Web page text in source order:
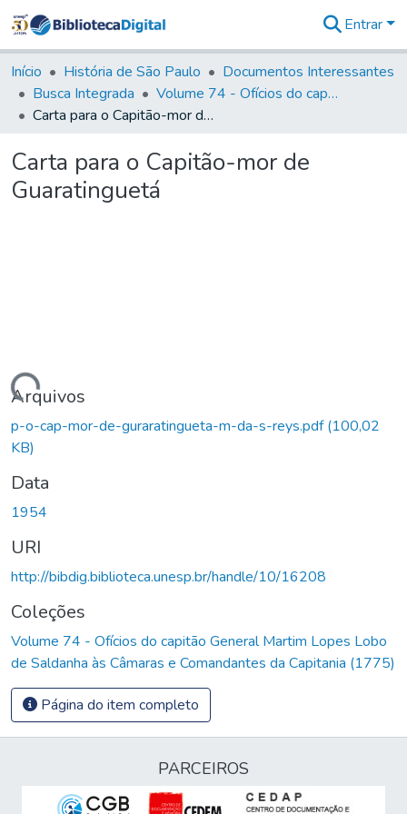
&
Coleções
Tudo na
Biblioteca
Estatísticas
Entrar
Início História de São Paulo
Documentos Interessantes
Busca Integrada
Volume 74 - Ofícios do capitão General Martim Lopes Lobo de Saldanha às Câmaras e Comandantes da Capitania (1775)
Carta para o Capitão-mor de Guaratinguetá
Carta para o Capitão-mor de
Guaratinguetá
Carregando...
Arquivos
p-o-cap-mor-de-guraratingueta-m-da-s-reys.pdf(100,02
KB)
Data
1954
URI
http://bibdig.biblioteca.unesp.br/handle/10/16208
Coleções
Volume 74 - Ofícios do capitão General Martim Lopes Lobo
de Saldanha às Câmaras e Comandantes da Capitania (1775)
Página do item completo
PARCEIROS